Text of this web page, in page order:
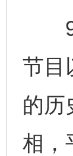
9
节目
的历
相，